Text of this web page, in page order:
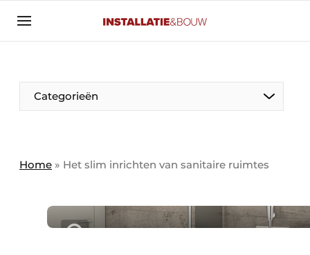
Aanmelden
Banner overzicht
BedrijvenAanmeldenBedankt voor de aanmelding
Contact
Home
Meest gelezen
Categorieën
Panelgesprek
Home » Het slim inrichten van sanitaire ruimtes